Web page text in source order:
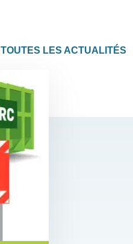
TOUTES LES ACTUALITÉS